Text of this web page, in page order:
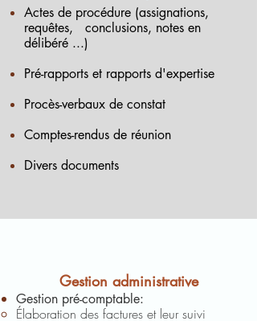
Actes de procédure (assignations,
requêtes, conclusions, notes en
délibéré ...)
Pré-rapports et rapports d'expertise
Procès-verbaux de constat
Comptes-rendus de réunion
Divers documents
Gestion administrative
Gestion pré-comptable:
Élaboration des factures et leur suivi